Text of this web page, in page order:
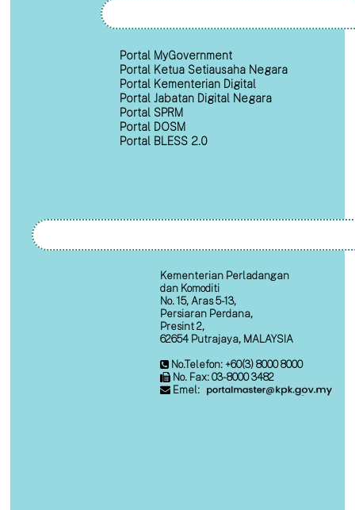
Portal MyGovernment
Portal Ketua Setiausaha Negara
Portal Kementerian Digital
Portal Jabatan Digital Negara
Portal SPRM
Portal DOSM
Portal BLESS 2.0
Kementerian Perladangan
dan Komoditi
No. 15, Aras 5-13,
Persiaran Perdana,
Presint 2,
62654 Putrajaya, MALAYSIA
No.Telefon: +60(3) 8000 8000
No. Fax: 03-8000 3482
Emel: